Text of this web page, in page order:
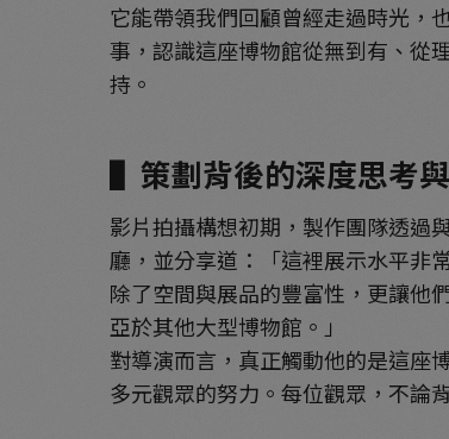
它能帶領我們回顧曾經走過時光，
事，認識這座博物館從無到有、從
持。
▌策劃背後的深度思考
影片拍攝構想初期，製作團隊透過
廳，並分享道：「這裡展示水平非
除了空間與展品的豐富性，更讓他
亞於其他大型博物館。」
對導演而言，真正觸動他的是這座
多元觀眾的努力。每位觀眾，不論